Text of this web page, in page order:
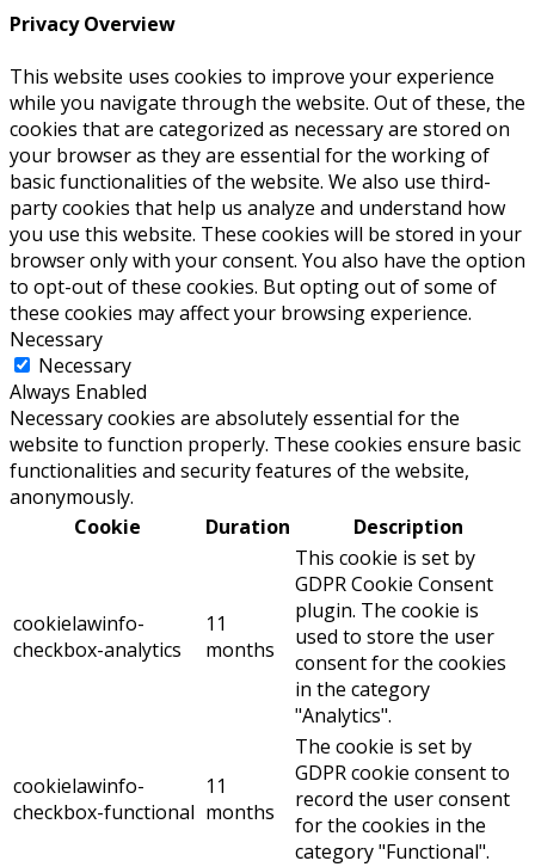
Privacy Overview
This website uses cookies to improve your experience
while you navigate through the website. Out of these, the
cookies that are categorized as necessary are stored on
your browser as they are essential for the working of
basic functionalities of the website. We also use third-
party cookies that help us analyze and understand how
you use this website. These cookies will be stored in your
browser only with your consent. You also have the option
to opt-out of these cookies. But opting out of some of
these cookies may affect your browsing experience.
Necessary
Necessary
Always Enabled
Necessary cookies are absolutely essential for the
website to function properly. These cookies ensure basic
functionalities and security features of the website,
anonymously.
Cookie
Duration Description
cookielawinfo-
checkbox-analytics
11
months
This cookie is set by
GDPR Cookie Consent
plugin. The cookie is
used to store the user
consent for the cookies
in the category
"Analytics".
cookielawinfo-
checkbox-functional
11
months
The cookie is set by
GDPR cookie consent to
record the user consent
for the cookies in the
category "Functional".